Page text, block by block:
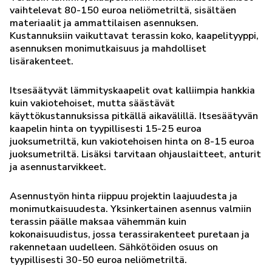
vaihtelevat 80-150 euroa neliömetriltä, sisältäen
materiaalit ja ammattilaisen asennuksen.
Kustannuksiin vaikuttavat terassin koko, kaapelityyppi,
asennuksen monimutkaisuus ja mahdolliset
lisärakenteet.
Itsesäätyvät lämmityskaapelit ovat kalliimpia hankkia
kuin vakiotehoiset, mutta säästävät
käyttökustannuksissa pitkällä aikavälillä. Itsesäätyvän
kaapelin hinta on tyypillisesti 15-25 euroa
juoksumetriltä, kun vakiotehoisen hinta on 8-15 euroa
juoksumetriltä. Lisäksi tarvitaan ohjauslaitteet, anturit
ja asennustarvikkeet.
Asennustyön hinta riippuu projektin laajuudesta ja
monimutkaisuudesta. Yksinkertainen asennus valmiin
terassin päälle maksaa vähemmän kuin
kokonaisuudistus, jossa terassirakenteet puretaan ja
rakennetaan uudelleen. Sähkötöiden osuus on
tyypillisesti 30-50 euroa neliömetriltä.